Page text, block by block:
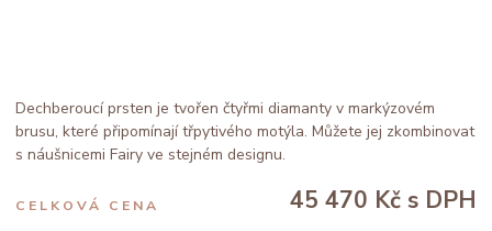
Dechberoucí prsten je tvořen čtyřmi diamanty v markýzovém
brusu, které připomínají třpytivého motýla. Můžete jej zkombinovat
s náušnicemi Fairy ve stejném designu.
CELKOVÁ CENA 45 470 Kč s DPH